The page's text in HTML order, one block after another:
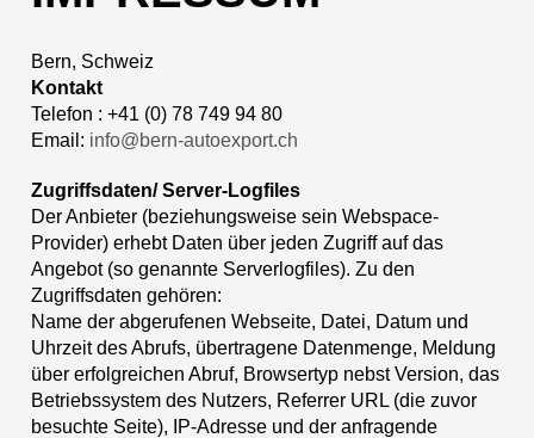
Bern, Schweiz
Kontakt
Telefon : +41 (0) 78 749 94 80
Email: info@bern-autoexport.ch
Zugriffsdaten/ Server-Logfiles
Der Anbieter (beziehungsweise sein Webspace-
Provider) erhebt Daten über jeden Zugriff auf das
Angebot (so genannte Serverlogfiles). Zu den
Zugriffsdaten gehören:
Name der abgerufenen Webseite, Datei, Datum und
Uhrzeit des Abrufs, übertragene Datenmenge, Meldung
über erfolgreichen Abruf, Browsertyp nebst Version, das
Betriebssystem des Nutzers, Referrer URL (die zuvor
besuchte Seite), IP-Adresse und der anfragende